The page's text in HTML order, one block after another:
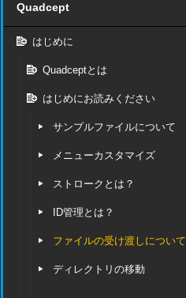
Quadcept
はじめに
Quadceptとは
はじめにお読みください
サンプルファイルについて
メニューカスタマイズ
ストロークとは？
ID管理とは？
ファイルの受け渡しについて
ディレクトリの移動